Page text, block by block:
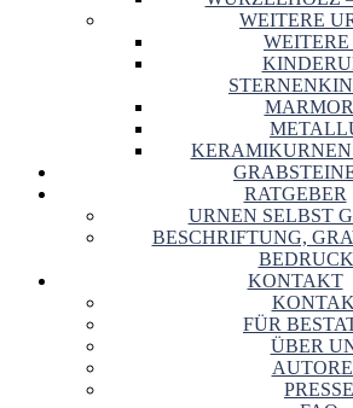
WEITERE
RATGEBER
URNEN SELBST
BESCHRIFTUNG,
KONTAKT
FÜR
ÜBER
PRESSE